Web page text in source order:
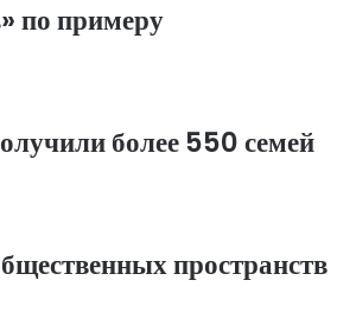
по примеру
более 550 семей
пространств